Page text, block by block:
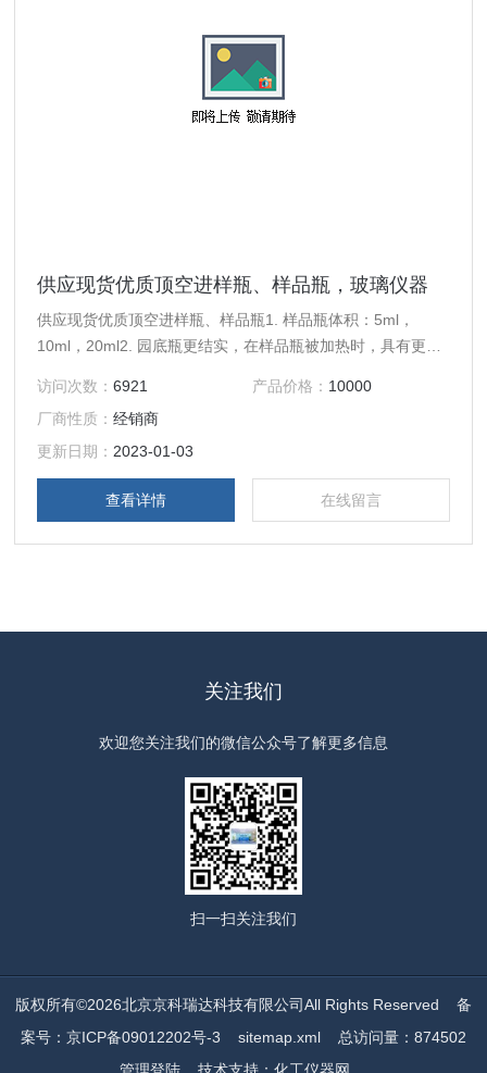
供应现货优质顶空进样瓶、样品瓶，玻璃仪器
供应现货优质顶空进样瓶、样品瓶1. 样品瓶体积：5ml，
10ml，20ml2. 园底瓶更结实，在样品瓶被加热时，具有更高
接触面积大，密封更紧密。供应现货优质顶空进样瓶、样品
瓶，玻璃仪器
访问次数：6921 产品价格： 10000
厂商性质：经销商
更新日期： 2023-01-03
查看详情 在线留言
关注我们
欢迎您关注我们的微信公众号了解更多信息
扫一扫关注我们
版权所有©2026北京京科瑞达科技有限公司All Rights Reserved 备
案号：京ICP备09012202号-3
sitemap.xml总访问量：874502